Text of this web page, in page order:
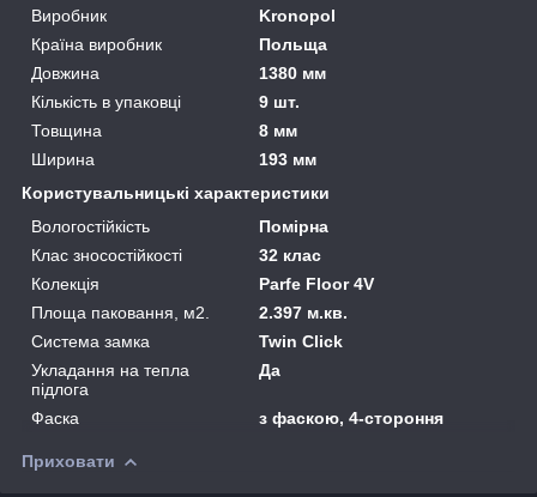
Виробник
Kronopol
Країна виробник
Польща
Довжина
1380 мм
Кількість в упаковці
9 шт.
Товщина
8 мм
Ширина
193 мм
Користувальницькі характеристики
Вологостійкість
Помірна
Клас зносостійкості
32 клас
Колекція
Parfe Floor 4V
Площа паковання, м2.
2.397 м.кв.
Система замка
Twin Click
Укладання на тепла
підлога
Да
Фаска з фаскою, 4-стороння
Приховати